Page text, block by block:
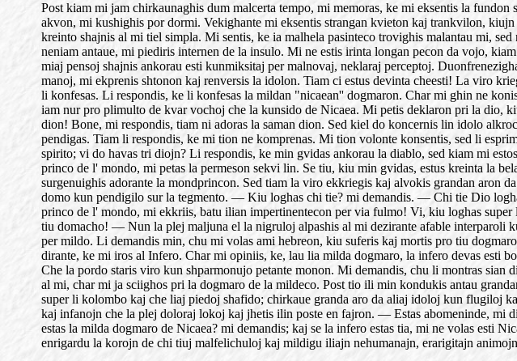
Post kiam mi jam chirkaunaghis dum malcerta tempo, mi memoras, ke mi eksentis la
akvon, mi kushighis por dormi. Vekighante mi eksentis strangan kvieton kaj trankvilon,
kreinto shajnis al mi tiel simpla. Mi sentis, ke ia malhela pasinteco trovighis malantau mi,
neniam antaue, mi piediris internen de la insulo. Mi ne estis irinta longan pecon da vojo,
miaj pensoj shajnis ankorau esti kunmiksitaj per malnovaj, neklaraj perceptoj.
manoj, mi ekprenis shtonon kaj renversis la idolon. Tiam ci estus devinta cheesti! La viro
li konfesas. Li respondis, ke li konfesas la mildan "nicaean'' dogmaron. Char mi ghin ne
iam nur pro plimulto de kvar vochoj che la kunsido de Nicaea. Mi petis deklaron pri la dio,
dion! Bone, mi respondis, tiam ni adoras la saman dion. Sed kiel do koncernis lin idolo
pendigas. Tiam li respondis, ke mi tion ne komprenas. Mi tion volonte konsentis, sed li
spirito; vi do havas tri diojn? Li respondis, ke min gvidas ankorau la diablo, sed kiam mi
princo de l' mondo, mi petas la permeson sekvi lin. Se tiu, kiu min gvidas, estus kreinta la
surgenuighis adorante la mondprincon. Sed tiam la viro ekkriegis kaj alvokis grandan aron
domo kun pendigilo sur la tegmento. — Kiu loghas chi tie? mi demandis. — Chi tie Dio
princo de l' mondo, mi ekkriis, batu ilian impertinentecon per via fulmo! Vi, kiu loghas
tiu domacho! — Nun la plej maljuna el la nigruloj alpashis al mi dezirante afable interparoli
per mildo. Li demandis min, chu mi volas ami hebreon, kiu suferis kaj mortis pro tiu
dirante, ke mi iros al Infero. Char mi opiniis, ke, lau lia milda dogmaro, la infero devas
Che la pordo staris viro kun shparmonujo petante monon. Mi demandis, chu li montras
al mi, char mi ja sciighos pri la dogmaro de la mildeco. Post tio ili min kondukis antau
super li kolombo kaj che liaj piedoj shafido; chirkaue granda aro da aliaj idoloj kun flugiloj
kaj infanojn che la plej doloraj lokoj kaj jhetis ilin poste en fajron. — Estas abomeninde,
estas la milda dogmaro de Nicaea? mi demandis; kaj se la infero estas tia, mi ne volas
enrigardu la korojn de chi tiuj malfelichuloj kaj mildigu iliajn nehumanajn, erarigitajn